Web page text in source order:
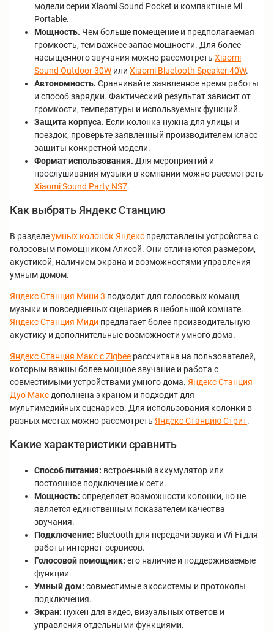
модели серии Xiaomi Sound Pocket и компактные Mi
Portable.
Мощность. Чем больше помещение и предполагаемая
громкость, тем важнее запас мощности. Для более
насыщенного звучания можно рассмотреть Xiaomi
Sound Outdoor 30W или Xiaomi Bluetooth Speaker 40W.
Автономность. Сравнивайте заявленное время работы
и способ зарядки. Фактический результат зависит от
громкости, температуры и используемых функций.
Защита корпуса. Если колонка нужна для улицы и
поездок, проверьте заявленный производителем класс
защиты конкретной модели.
Формат использования. Для мероприятий и
прослушивания музыки в компании можно рассмотреть
Xiaomi Sound Party NS7.
Как выбрать Яндекс Станцию
В разделеумных колонок Яндекс представлены устройства с
голосовым помощником Алисой. Они отличаются размером,
акустикой, наличием экрана и возможностями управления
умным домом.
Яндекс Станция Мини 3 подходит для голосовых команд,
музыки и повседневных сценариев в небольшой комнате.
Яндекс Станция Миди предлагает более производительную
акустику и дополнительные возможности умного дома.
Яндекс Станция Макс с Zigbee рассчитана на пользователей,
которым важны более мощное звучание и работа с
совместимыми устройствами умного дома. Яндекс Станция
Дуо Макс дополнена экраном и подходит для
мультимедийных сценариев. Для использования колонки в
разных местах можно рассмотреть Яндекс Станцию Стрит.
Какие характеристики сравнить
Способ питания: встроенный аккумулятор или
постоянное подключение к сети.
Мощность: определяет возможности колонки, но не
является единственным показателем качества
звучания.
Подключение: Bluetooth для передачи звука и Wi-Fi для
работы интернет-сервисов.
Голосовой помощник: его наличие и поддерживаемые
функции.
Умный дом: совместимые экосистемы и протоколы
подключения.
Экран: нужен для видео, визуальных ответов и
управления отдельными функциями.